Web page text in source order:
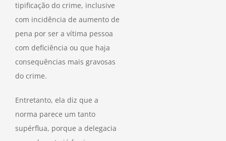
tipificação do crime, inclusive
com incidência de aumento de
pena por ser a vítima pessoa
com deficiência ou que haja
consequências mais gravosas
do crime.
Entretanto, ela diz que a
norma parece um tanto
supérflua, porque a delegacia